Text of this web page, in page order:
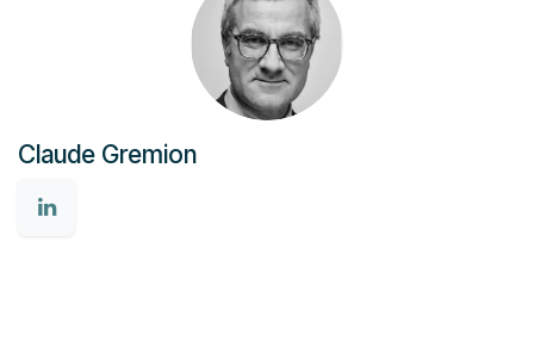
Claude Gremion